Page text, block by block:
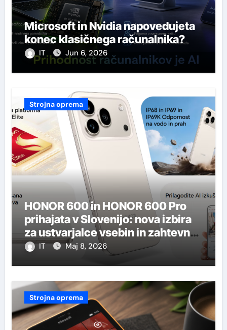
Microsoft in Nvidia napovedujeta
konec klasičnega računalnika?
IT Jun 6, 2026
Strojna oprema
HONOR 600 in HONOR 600 Pro
prihajata v Slovenijo: nova izbira
za ustvarjalce vsebin in zahtevne
uporabnike
IT Maj 8, 2026
Strojna oprema